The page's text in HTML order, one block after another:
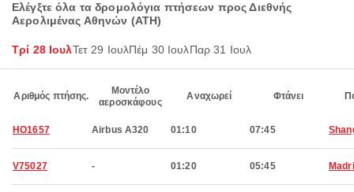
Ελέγξτε όλα τα δρομολόγια πτήσεων προς Διεθνής
Αερολιμένας Αθηνών (ATH)
Τρί 28 ΙουλΤετ 29 ΙουλΠέμ 30 ΙουλΠαρ 31 Ιουλ
Αριθμός πτήσης.
Μοντέλο
αεροσκάφους
Αναχωρεί Φτάνει
HO1657 Airbus A320 01:10 07:45
V75027 - 01:20 05:45